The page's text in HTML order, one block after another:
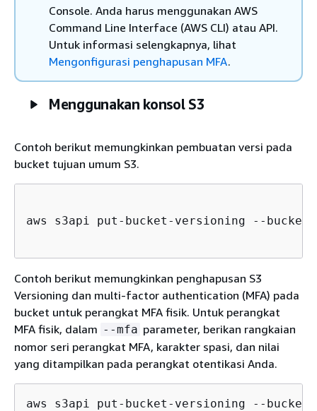
Console. Anda harus menggunakan AWS
Command Line Interface (AWS CLI) atau API.
Untuk informasi selengkapnya, lihat
Mengonfigurasi penghapusan MFA.
Menggunakan konsol S3
Contoh berikut memungkinkan pembuatan versi pada
bucket tujuan umum S3.
aws s3api put-bucket-versioning --bucket
Contoh berikut memungkinkan penghapusan S3
Versioning dan multi-factor authentication (MFA) pada
bucket untuk perangkat MFA fisik. Untuk perangkat
MFA fisik, dalam --mfa parameter, berikan rangkaian
nomor seri perangkat MFA, karakter spasi, dan nilai
yang ditampilkan pada perangkat otentikasi Anda.
aws s3api put-bucket-versioning --bucket